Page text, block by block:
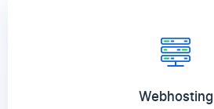
Webhosting